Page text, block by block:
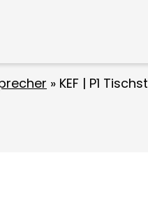
» KEF | P1